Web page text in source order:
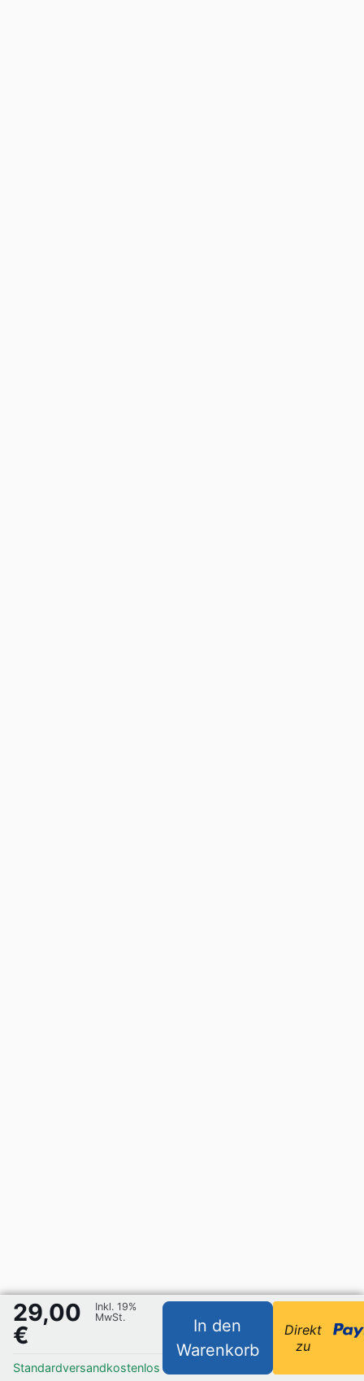
29,00
€
Inkl. 19%
MwSt.
Standardversandkostenlos
In den
Warenkorb
Direkt
zu